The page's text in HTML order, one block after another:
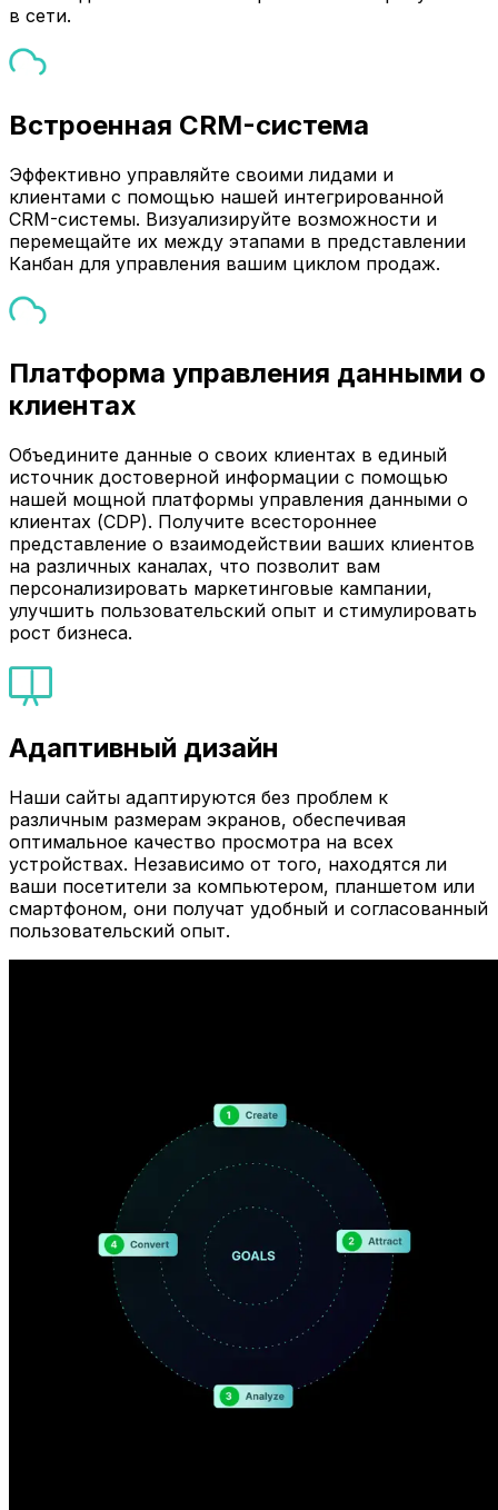
в сети.
Встроенная CRM-система
Эффективно управляйте своими лидами и
клиентами с помощью нашей интегрированной
CRM-системы. Визуализируйте возможности и
перемещайте их между этапами в представлении
Канбан для управления вашим циклом продаж.
Платформа управления данными о
клиентах
Объедините данные о своих клиентах в единый
источник достоверной информации с помощью
нашей мощной платформы управления данными о
клиентах (CDP). Получите всестороннее
представление о взаимодействии ваших клиентов
на различных каналах, что позволит вам
персонализировать маркетинговые кампании,
улучшить пользовательский опыт и стимулировать
рост бизнеса.
Адаптивный дизайн
Наши сайты адаптируются без проблем к
различным размерам экранов, обеспечивая
оптимальное качество просмотра на всех
устройствах. Независимо от того, находятся ли
ваши посетители за компьютером, планшетом или
смартфоном, они получат удобный и согласованный
пользовательский опыт.